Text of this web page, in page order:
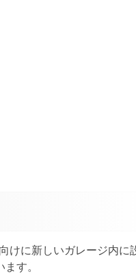
けに新しいガレージ内に
す。